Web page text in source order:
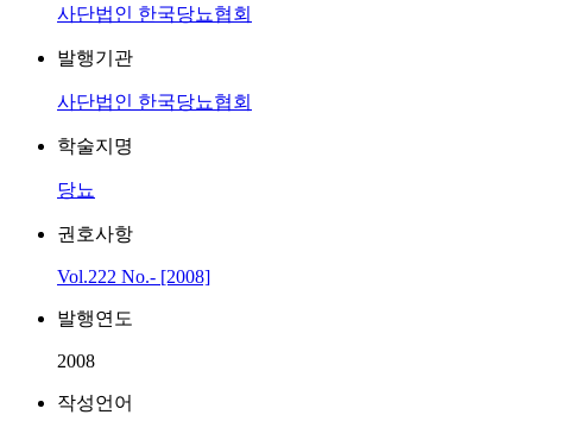
사단법인 한국당뇨협회
발행기관
사단법인 한국당뇨협회
학술지명
당뇨
권호사항
Vol.222 No.- [2008]
발행연도
2008
작성언어